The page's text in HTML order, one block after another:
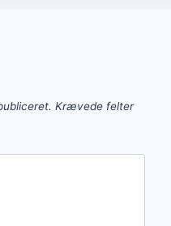
Krævede felter